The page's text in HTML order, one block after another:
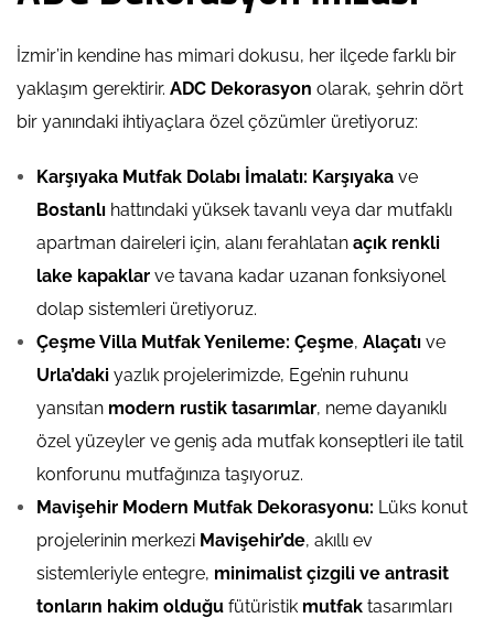
İzmir’in kendine has mimari dokusu, her ilçede farklı bir
yaklaşım gerektirir. ADC Dekorasyon olarak, şehrin dört
bir yanındaki ihtiyaçlara özel çözümler üretiyoruz:
Karşıyaka Mutfak Dolabı İmalatı: Karşıyaka ve
Bostanlı hattındaki yüksek tavanlı veya dar mutfaklı
apartman daireleri için, alanı ferahlatan açık renkli
lake kapaklar ve tavana kadar uzanan fonksiyonel
dolap sistemleri üretiyoruz.
Çeşme Villa Mutfak Yenileme: Çeşme, Alaçatı ve
Urla’daki yazlık projelerimizde, Ege’nin ruhunu
yansıtan modern rustik tasarımlar, neme dayanıklı
özel yüzeyler ve geniş ada mutfak konseptleri ile tatil
konforunu mutfağınıza taşıyoruz.
Mavişehir Modern Mutfak Dekorasyonu: Lüks konut
projelerinin merkezi Mavişehir’de, akıllı ev
sistemleriyle entegre, minimalist çizgili ve antrasit
tonların hakim olduğu fütüristik mutfak tasarımları